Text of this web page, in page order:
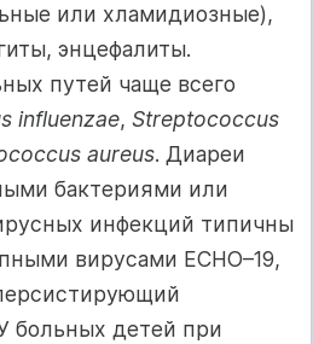
или хламидиозные),
энцефалиты.
путей чаще всего
influenzae, Streptococcus
aureus. Диареи
бактериями или
инфекций типичны
вирусами ECHO–19,
больных детей при